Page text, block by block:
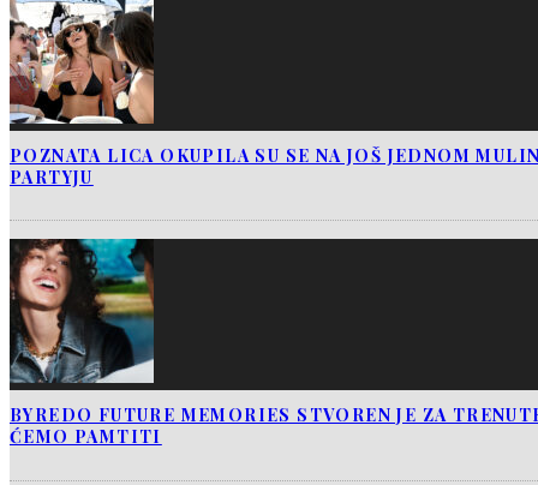
POZNATA LICA OKUPILA SU SE NA JOŠ JEDNOM
PARTYJU
BYREDO FUTURE MEMORIES STVOREN JE ZA
ĆEMO PAMTITI